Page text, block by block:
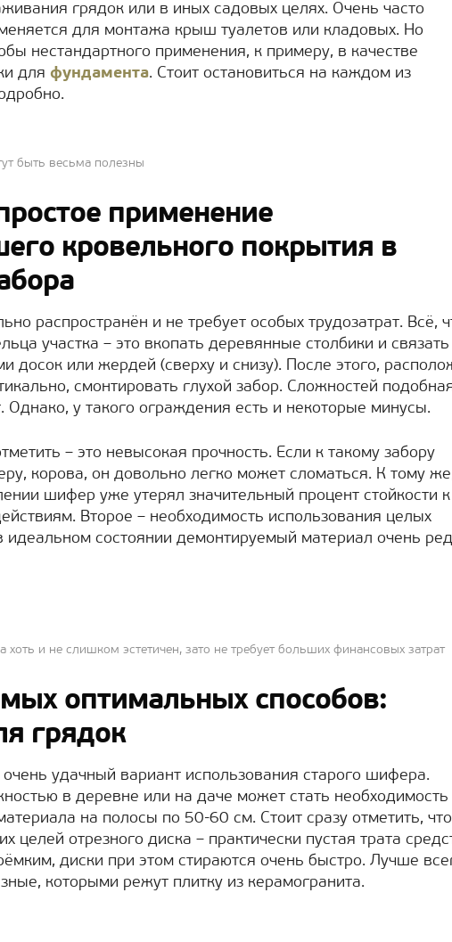
грядок или в иных садовых целях. Очень часто
для монтажа крыш туалетов или кладовых. Но
нестандартного применения, к примеру, в качестве
для фундамента. Стоит остановиться на каждом из
быть весьма полезны
применение
кровельного покрытия в
распространён и не требует особых трудозатрат. Всё,
участка – это вкопать деревянные столбики и связать
досок или жердей (сверху и снизу). После этого,
смонтировать глухой забор. Сложностей
Однако, у такого ограждения есть и некоторые минусы.
– это невысокая прочность. Если к такому забору
корова, он довольно легко может сломаться. К тому
шифер уже утерял значительный процент стойкости к
Второе – необходимость использования целых
состоянии демонтируемый материал очень
хоть и не слишком эстетичен, зато не требует больших финансовых затрат
оптимальных способов:
грядок
удачный вариант использования старого шифера.
в деревне или на даче может стать необходимость
на полосы по 50-60 см. Стоит сразу отметить, что
целей отрезного диска – практически пустая трата
диски при этом стираются очень быстро. Лучше
которыми режут плитку из керамогранита.